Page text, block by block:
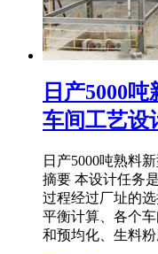
日产5000
车间工艺设
日产5000吨熟料
摘要 本设计任务
过程经过厂址的
平衡计算、各个
和预均化、生料粉